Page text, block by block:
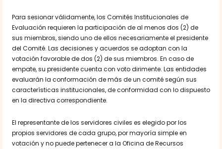
Para sesionar válidamente, los Comités Institucionales de
Evaluación requieren la participación de al menos dos (2) de
sus miembros, siendo uno de ellos necesariamente el presidente
del Comité. Las decisiones y acuerdos se adoptan con la
votación favorable de dos (2) de sus miembros. En caso de
empate, su presidente cuenta con voto dirimente. Las entidades
evaluarán la conformación de más de un comité según sus
características institucionales, de conformidad con lo dispuesto
en la directiva correspondiente.
El representante de los servidores civiles es elegido por los
propios servidores de cada grupo, por mayoría simple en
votación y no puede pertenecer a la Oficina de Recursos